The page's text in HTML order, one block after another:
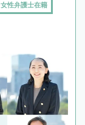
女性弁護士在籍